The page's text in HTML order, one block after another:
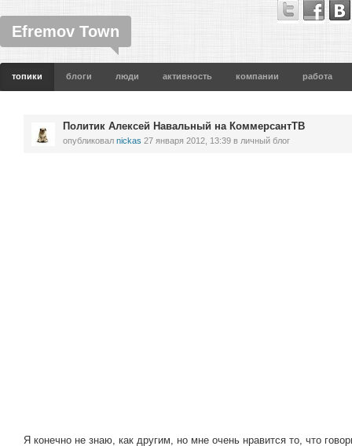
Efremov Town
топики блоги люди активность компании работа
Политик Алексей Навальный на КоммерсантТВ
опубликовал nickas 27 января 2012, 13:39 в личный блог
Я конечно не знаю, как другим, но мне очень нравится то, что